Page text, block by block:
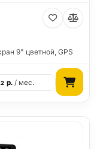
9" цветной, GPS
р./ мес.